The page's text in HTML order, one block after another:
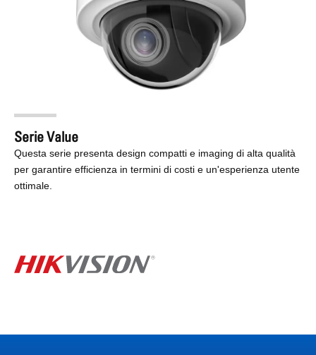
Serie Value
Questa serie presenta design compatti e imaging di alta qualità
per garantire efficienza in termini di costi e un'esperienza utente
ottimale.